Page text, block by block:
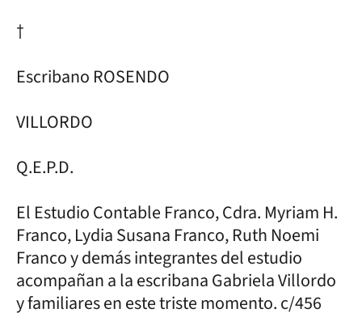
†
Escribano ROSENDO
VILLORDO
Q.E.P.D.
El Estudio Contable Franco, Cdra. Myriam H.
Franco, Lydia Susana Franco, Ruth Noemi
Franco y demás integrantes del estudio
acompañan a la escribana Gabriela Villordo
y familiares en este triste momento. c/456